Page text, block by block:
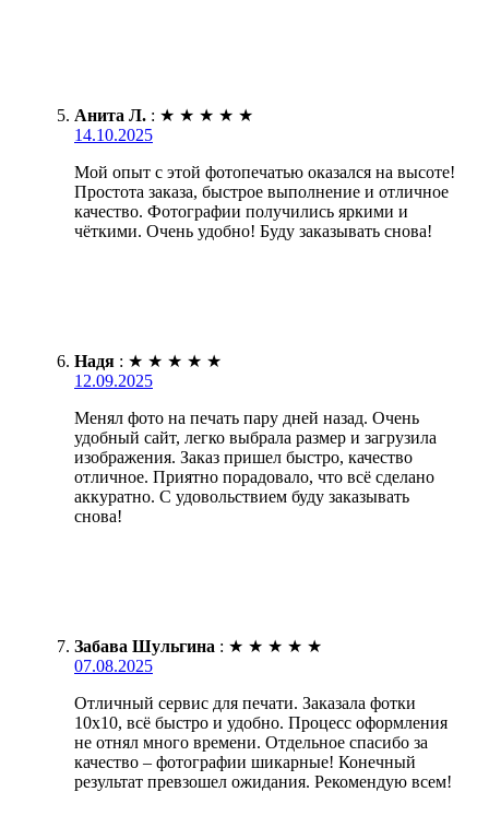
Анита Л. : ★ ★ ★ ★ ★
14.10.2025
Мой опыт с этой фотопечатью оказался на высоте!
Простота заказа, быстрое выполнение и отличное
качество. Фотографии получились яркими и
чёткими. Очень удобно! Буду заказывать снова!
Надя : ★ ★ ★ ★ ★
12.09.2025
Менял фото на печать пару дней назад. Очень
удобный сайт, легко выбрала размер и загрузила
изображения. Заказ пришел быстро, качество
отличное. Приятно порадовало, что всё сделано
аккуратно. С удовольствием буду заказывать
снова!
Забава Шульгина : ★ ★ ★ ★ ★
07.08.2025
Отличный сервис для печати. Заказала фотки
10х10, всё быстро и удобно. Процесс оформления
не отнял много времени. Отдельное спасибо за
качество – фотографии шикарные! Конечный
результат превзошел ожидания. Рекомендую всем!